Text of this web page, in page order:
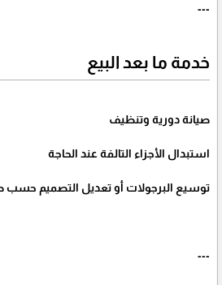
---
خدمة ما بعد البيع
صيانة دورية وتنظيف
استبدال الأجزاء التالفة عند الحاجة
توسيع البرجولات أو تعديل التصميم حسب
---